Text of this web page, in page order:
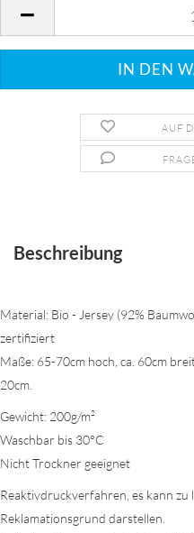
AUF
Beschreibung
Material: Bio - Jersey (92%
zertifiziert
Maße: 65-70cm hoch, ca. 60cm
20cm.
Gewicht: 200g/m²
Waschbar bis 30°C
Nicht Trockner geeignet
Reaktivdruckverfahren, es kann zu
Reklamationsgrund darstellen.